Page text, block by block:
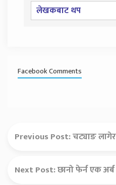
लेखकबाट थप
Facebook Comments
Previous Post:चट्याङ
Next Post:छानो फेर्न एक